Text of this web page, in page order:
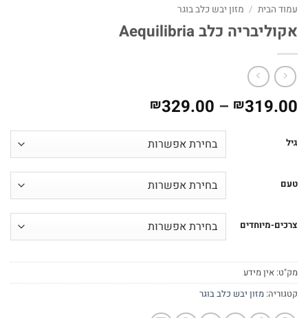
עמוד הבית / מזון יבש כלב בוגר
אקוליבריה כלב Aequilibria
₪319.00
–
₪329.00
עד
גיל
טעם
צרכים-מיוחדים
מק"ט: אין מידע
קטגוריה: מזון יבש כלב בוגר